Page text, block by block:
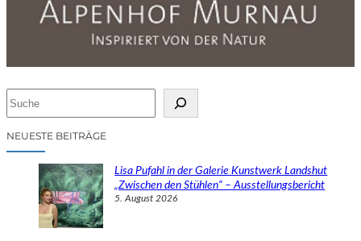
cNEUESTE BEITRÄGE
Lisa Pufahl in der Galerie Kunstwerk Landshut
„Zwischen den Stühlen“ – Ausstellungsbericht
5. August 2026